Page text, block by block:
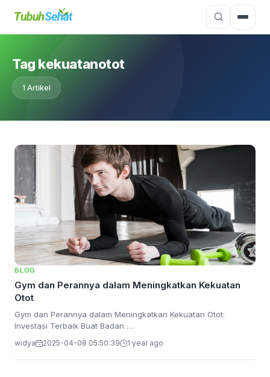
Tag kekuatanotot
1 Artikel
BLOG
Gym dan Perannya dalam Meningkatkan Kekuatan
Otot
Gym dan Perannya dalam Meningkatkan Kekuatan Otot:
Investasi Terbaik Buat Badan …
widya 2025-04-08 05:50:39 1 year ago